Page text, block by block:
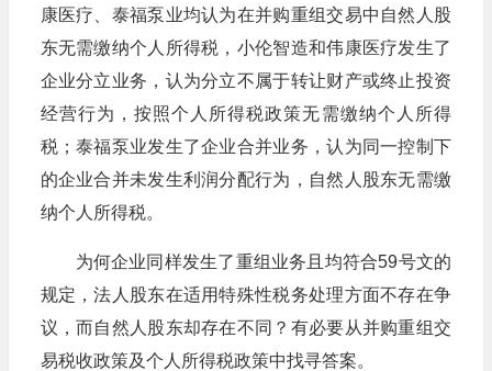
康医疗、泰福泵业均认为在并购重组交易中自然人股
东无需缴纳个人所得税，小伦智造和伟康医疗发生了
企业分立业务，认为分立不属于转让财产或终止投资
经营行为，按照个人所得税政策无需缴纳个人所得
税；泰福泵业发生了企业合并业务，认为同一控制下
的企业合并未发生利润分配行为，自然人股东无需缴
纳个人所得税。
为何企业同样发生了重组业务且均符合59号文的
规定，法人股东在适用特殊性税务处理方面不存在争
议，而自然人股东却存在不同？有必要从并购重组交
易税收政策及个人所得税政策中找寻答案。